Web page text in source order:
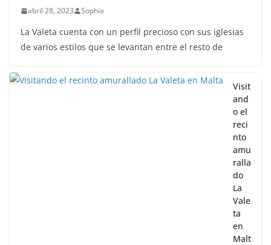
abril 28, 2023 Sophia
La Valeta cuenta con un perfil precioso con sus iglesias
de varios estilos que se levantan entre el resto de
Visit
and
o el
reci
nto
amu
ralla
do
La
Vale
ta
en
Malt